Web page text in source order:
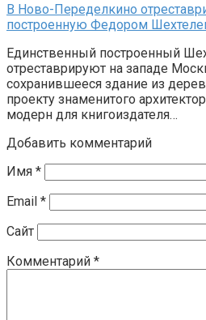
В Ново-Переделкино
построенную Федором
Единственный построенный
отреставрируют на западе
сохранившееся здание из
проекту знаменитого
модерн для книгоиздателя…
Добавить комментарий
Имя *
Email *
Сайт
Комментарий *